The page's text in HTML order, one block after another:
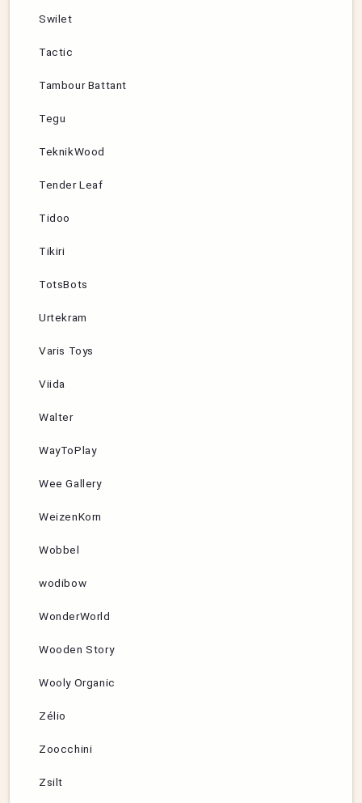
Swilet
Tactic
Tambour Battant
Tegu
TeknikWood
Tender Leaf
Tidoo
Tikiri
TotsBots
Urtekram
Varis Toys
Viida
Walter
WayToPlay
Wee Gallery
WeizenKorn
Wobbel
wodibow
WonderWorld
Wooden Story
Wooly Organic
Zélio
Zoocchini
Zsilt